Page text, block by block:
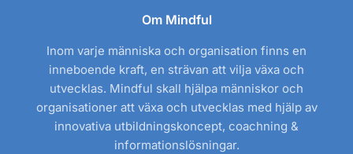
Om Mindful
Inom varje människa och organisation finns en
inneboende kraft, en strävan att vilja växa och
utvecklas. Mindful skall hjälpa människor och
organisationer att växa och utvecklas med hjälp av
innovativa utbildningskoncept, coachning &
informationslösningar.